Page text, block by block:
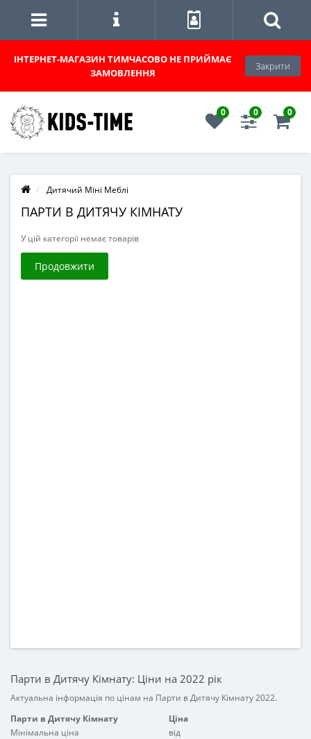
ІНТЕРНЕТ-МАГАЗИН ТИМЧАСОВО НЕ ПРИЙМАЄ
ЗАМОВЛЕННЯ
Закрити
0 0 0
Дитячий Міні Меблі
ПАРТИ В ДИТЯЧУ КІМНАТУ
У цій категорії немає товарів
Продовжити
Парти в Дитячу Кімнату: Ціни на 2022 рік
Актуальна інформація по цінам на Парти в Дитячу Кімнату 2022.
Парти в Дитячу Кімнату
Ціна
Мінімальна ціна
від